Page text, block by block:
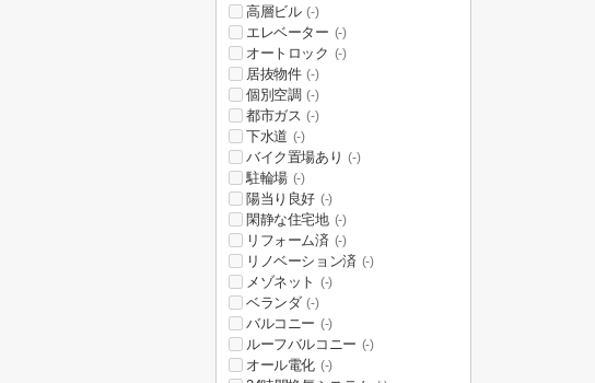
高層ビル (-)
エレベーター (-)
オートロック (-)
居抜物件 (-)
個別空調 (-)
都市ガス (-)
下水道 (-)
バイク置場あり (-)
駐輪場 (-)
陽当り良好 (-)
閑静な住宅地 (-)
リフォーム済 (-)
リノベーション済 (-)
メゾネット (-)
ベランダ (-)
バルコニー (-)
ルーフバルコニー (-)
オール電化 (-)